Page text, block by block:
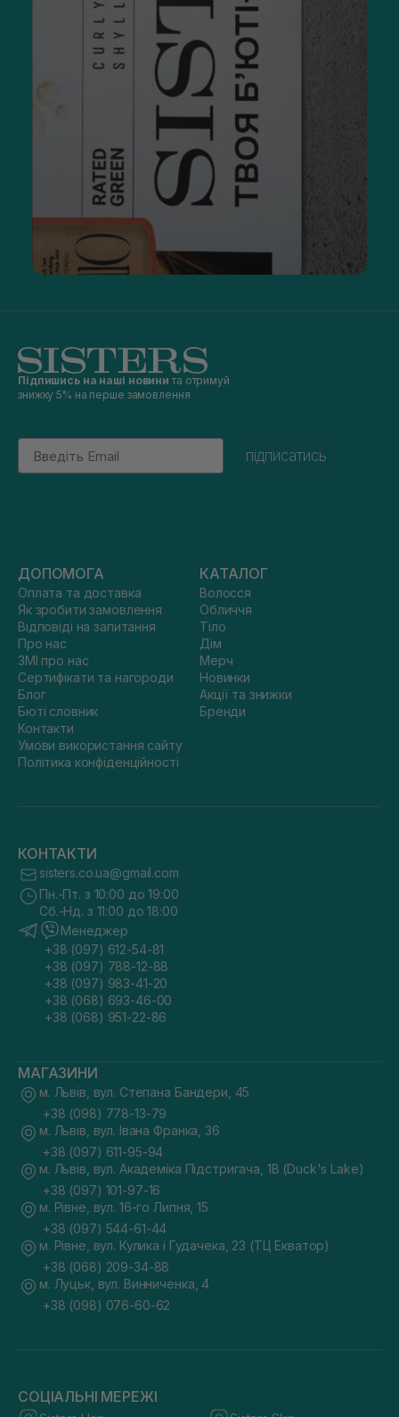
Підпишись на наші новини та отримуй
знижку 5% на перше замовлення
Email
підписатись
ДОПОМОГА
Оплата та доставка
Як зробити замовлення
Відповіді на запитання
Про нас
ЗМІ про нас
Сертифікати та нагороди
Блог
Бюті словник
Контакти
Умови використання сайту
Політика конфіденційності
КАТАЛОГ
Волосся
Обличчя
Тіло
Дім
Мерч
Новинки
Акції та знижки
Бренди
КОНТАКТИ
sisters.co.ua@gmail.com
Пн.-Пт. з 10:00 до 19:00
Сб.-Нд. з 11:00 до 18:00
Менеджер
+38 (097) 612-54-81
+38 (097) 788-12-88
+38 (097) 983-41-20
+38 (068) 693-46-00
+38 (068) 951-22-86
МАГАЗИНИ
м. Львів, вул. Степана Бандери, 45
+38 (098) 778-13-79
м. Львів, вул. Івана Франка, 36
+38 (097) 611-95-94
м. Львів, вул. Академіка Підстригача, 1В (Duck's Lake)
+38 (097) 101-97-16
м. Рівне, вул. 16-го Липня, 15
+38 (097) 544-61-44
м. Рівне, вул. Кулика і Гудачека, 23 (ТЦ Екватор)
+38 (068) 209-34-88
м. Луцьк, вул. Винниченка, 4
+38 (098) 076-60-62
СОЦІАЛЬНІ МЕРЕЖІ